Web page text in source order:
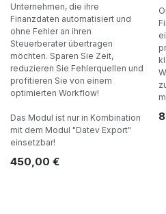
Unternehmen, die ihre
Finanzdaten automatisiert und
ohne Fehler an ihren
Steuerberater übertragen
möchten. Sparen Sie Zeit,
reduzieren Sie Fehlerquellen und
profitieren Sie von einem
optimierten Workflow!
Das Modul ist nur in Kombination
mit dem Modul "Datev Export"
einsetzbar!
450,00 €